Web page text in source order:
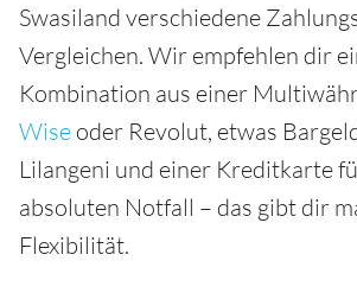
Swasiland verschiedene
Vergleichen. Wir empfehlen dir
Kombination aus einer
Wise oder Revolut, etwas
Lilangeni und einer Kreditkarte
absoluten Notfall – das gibt dir
Flexibilität.